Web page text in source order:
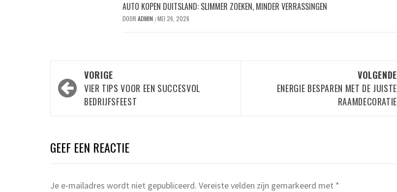
AUTO KOPEN DUITSLAND: SLIMMER ZOEKEN, MINDER VERRASSINGEN
DOOR ADMIN /MEI 26, 2026
Bericht
navigatie
VORIGE
VIER TIPS VOOR EEN SUCCESVOL
BEDRIJFSFEEST
VOLGENDE
ENERGIE BESPAREN MET DE JUISTE
RAAMDECORATIE
GEEF EEN REACTIE
Je e-mailadres wordt niet gepubliceerd. Vereiste velden zijn gemarkeerd met *